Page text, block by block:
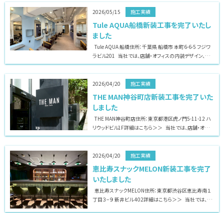
2026/05/15 施工実績
Tule AQUA船橋新装工事を完了いたし
ました
Tule AQUA 船橋住所：千葉県 船橋市 本町6-6-5 フジワ
ラビル201 当社では、店舗・オフィスの内装デザイン、施
工までワンストップで対応致します
2026/04/20 施工実績
THE MAN神谷町店新装工事を完了いた
しました
THE MAN神谷町店住所：東京都港区虎ノ門5-11-12 ハ
リウッドビル1F詳細はこちら＞＞ 当社では、店舗・オフィ
スの内装デザイン、施工までワンストップで対応致します
2026/04/20 施工実績
恵比寿スナックMELON新装工事を完了
いたしました
恵比寿スナックMELON住所：東京都渋谷区恵比寿南１
丁目３−９ 新井ビル 402詳細はこちら＞＞ 当社では、店